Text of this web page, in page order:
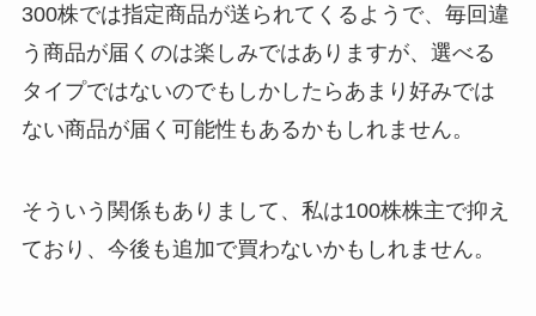
300株では指定商品が送られてくるようで、毎回違
う商品が届くのは楽しみではありますが、選べる
タイプではないのでもしかしたらあまり好みでは
ない商品が届く可能性もあるかもしれません。
そういう関係もありまして、私は100株株主で抑え
ており、今後も追加で買わないかもしれません。